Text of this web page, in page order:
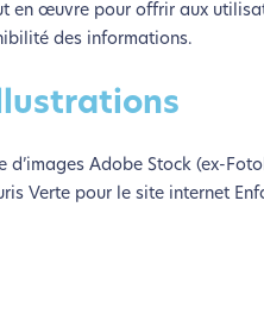
en œuvre pour offrir aux
des informations.
Adobe Stock (ex-
Verte pour le site internet